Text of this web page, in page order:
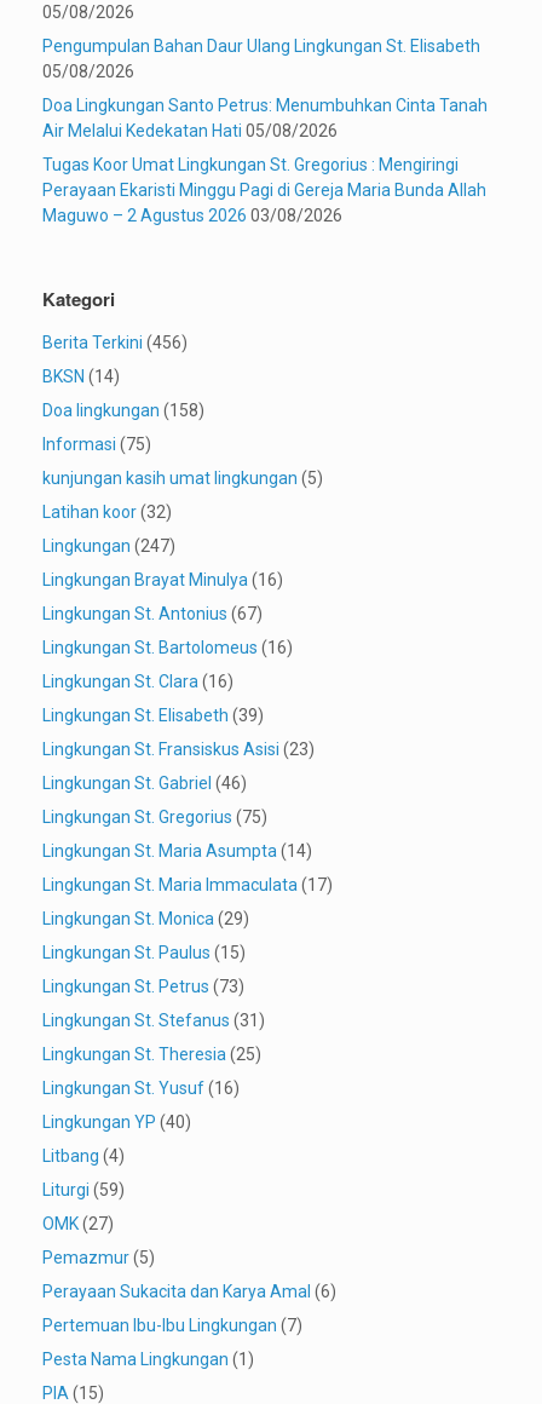
05/08/2026
Pengumpulan Bahan Daur Ulang Lingkungan St. Elisabeth
05/08/2026
Doa Lingkungan Santo Petrus: Menumbuhkan Cinta Tanah
Air Melalui Kedekatan Hati 05/08/2026
Tugas Koor Umat Lingkungan St. Gregorius : Mengiringi
Perayaan Ekaristi Minggu Pagi di Gereja Maria Bunda Allah
Maguwo – 2 Agustus 2026 03/08/2026
Kategori
Berita Terkini (456)
BKSN (14)
Doa lingkungan (158)
Informasi (75)
kunjungan kasih umat lingkungan (5)
Latihan koor(32)
Lingkungan (247)
Lingkungan Brayat Minulya (16)
Lingkungan St. Antonius (67)
Lingkungan St. Bartolomeus (16)
Lingkungan St. Clara (16)
Lingkungan St. Elisabeth (39)
Lingkungan St. Fransiskus Asisi (23)
Lingkungan St. Gabriel (46)
Lingkungan St. Gregorius (75)
Lingkungan St. Maria Asumpta (14)
Lingkungan St. Maria Immaculata (17)
Lingkungan St. Monica (29)
Lingkungan St. Paulus (15)
Lingkungan St. Petrus (73)
Lingkungan St. Stefanus (31)
Lingkungan St. Theresia (25)
Lingkungan St. Yusuf(16)
Lingkungan YP (40)
Litbang (4)
Liturgi (59)
OMK(27)
Pemazmur(5)
Perayaan Sukacita dan Karya Amal (6)
Pertemuan Ibu-Ibu Lingkungan (7)
Pesta Nama Lingkungan (1)
PIA (15)